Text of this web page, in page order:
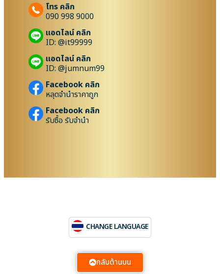
โทร คลิก
090 998 9000
แอดไลน์ คลิก
ID: @it99999
แอดไลน์ คลิก
ID: @jumnum99
Facebook คลิก
หลุดจำนำราคาถูก
Facebook คลิก
รับซื้อ รับจำนำ
CHANGE LANGUAGE
กลับด้านบน